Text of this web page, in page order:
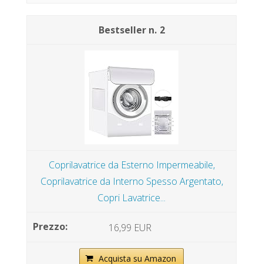
2
Coprilavatrice da Esterno Impermeabile,
Coprilavatrice da Interno Spesso Argentato,
Copri Lavatrice...
16,99 EUR
Acquista su Amazon